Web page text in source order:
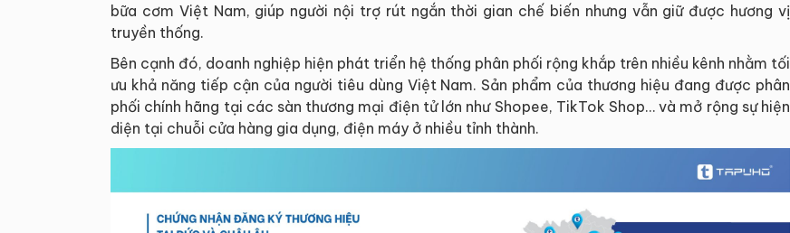
bữa cơm Việt Nam, giúp người nội trợ rút ngắn thời gian chế biến nhưng vẫn giữ được hương vị
truyền thống.
Bên cạnh đó, doanh nghiệp hiện phát triển hệ thống phân phối rộng khắp trên nhiều kênh nhằm tối
ưu khả năng tiếp cận của người tiêu dùng Việt Nam. Sản phẩm của thương hiệu đang được phân
phối chính hãng tại các sàn thương mại điện tử lớn như Shopee, TikTok Shop… và mở rộng sự hiện
diện tại chuỗi cửa hàng gia dụng, điện máy ở nhiều tỉnh thành.